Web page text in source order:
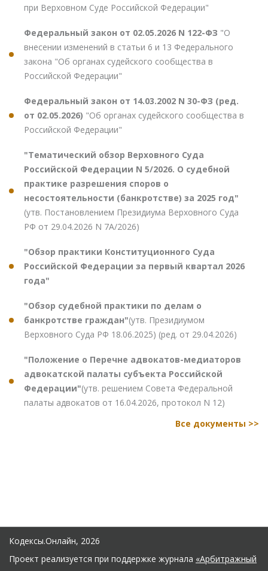
при Верховном Суде Российской Федерации"
Федеральный закон от 02.05.2026 N 122-ФЗ "О
внесении изменений в статьи 6 и 13 Федерального
закона "Об органах судейского сообщества в
Российской Федерации"
Федеральный закон от 14.03.2002 N 30-ФЗ (ред.
от 02.05.2026) "Об органах судейского сообщества в
Российской Федерации"
"Тематический обзор Верховного Суда
Российской Федерации N 5/2026. О судебной
практике разрешения споров о
несостоятельности (банкротстве) за 2025 год"
(утв. Постановлением Президиума Верховного Суда
РФ от 29.04.2026 N 7А/2026)
"Обзор практики Конституционного Суда
Российской Федерации за первый квартал 2026
года"
"Обзор судебной практики по делам о
банкротстве граждан"(утв. Президиумом
Верховного Суда РФ 18.06.2025) (ред. от 29.04.2026)
"Положение о Перечне адвокатов-медиаторов
адвокатской палаты субъекта Российской
Федерации"(утв. решением Совета Федеральной
палаты адвокатов от 16.04.2026, протокол N 12)
Все документы >>
Кодексы.Онлайн, 2026
Проект реализуется при поддержке журнала «Арбитражный